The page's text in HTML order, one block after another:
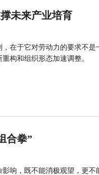
未来产业培育
在于它对劳动力的要求不
构和组织形态加速调整。
合拳”
响，既不能消极观望，更